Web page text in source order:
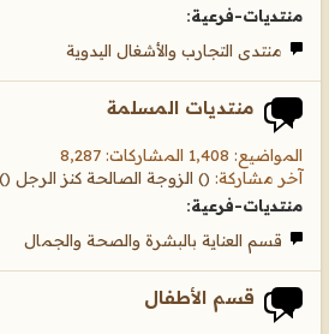
منتديات-فرعية:
منتدى التجارب والأشغال اليدوية
منتديات المسلمة
المواضيع: 1,408 المشاركات: 8,287
آخر مشاركة: () الزوجة الصالحة كنز الرجل ()
منتديات-فرعية:
قسم العناية بالبشرة والصحة والجمال
قسم الأطفال